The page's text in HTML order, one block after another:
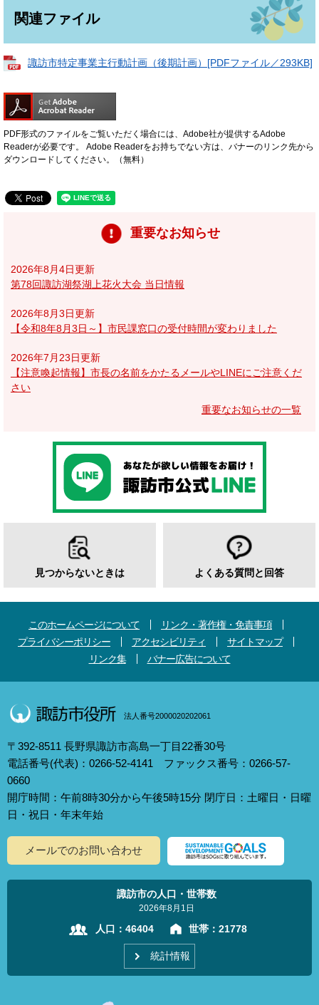
関連ファイル
諏訪市特定事業主行動計画（後期計画）[PDFファイル／293KB]
PDF形式のファイルをご覧いただく場合には、Adobe社が提供するAdobe
Readerが必要です。
Adobe Readerをお持ちでない方は、バナーのリンク先から
ダウンロードしてください。（無料）
重要なお知らせ
2026年8月4日更新
第78回諏訪湖祭湖上花火大会 当日情報
2026年8月3日更新
【令和8年8月3日～】市民課窓口の受付時間が変わりました
2026年7月23日更新
【注意喚起情報】市長の名前をかたるメールやLINEにご注意くだ
さい
重要なお知らせの一覧
見つからないときは よくある質問と回答
このホームページについて
リンク・著作権・免責事項
プライバシーポリシー
アクセシビリティ
サイトマップ
リンク集
バナー広告について
法人番号2000020202061
〒392-8511 長野県諏訪市高島一丁目22番30号
電話番号(代表)：0266-52-4141 ファックス番号：0266-57-
0660
開庁時間：午前8時30分から午後5時15分 閉庁日：土曜日・日曜
日・祝日・年末年始
メールでのお問い合わせ
諏訪市の人口・世帯数
2026年8月1日
人口： 46404 世帯： 21778
統計情報